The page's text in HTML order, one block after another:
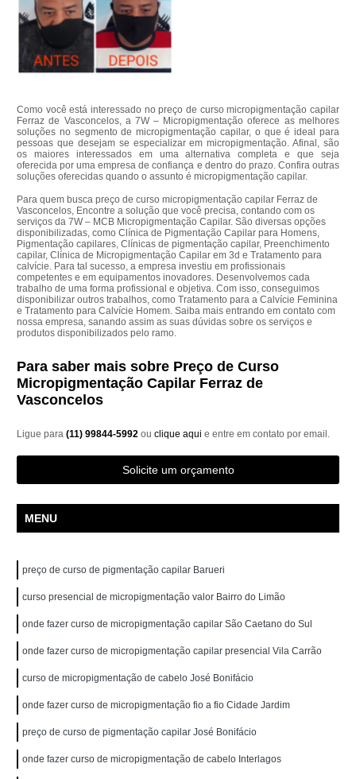
Como você está interessado no preço de curso micropigmentação capilar
Ferraz de Vasconcelos, a 7W – Micropigmentação oferece as melhores
soluções no segmento de micropigmentação capilar, o que é ideal para
pessoas que desejam se especializar em micropigmentação. Afinal, são
os maiores interessados em uma alternativa completa e que seja
oferecida por uma empresa de confiança e dentro do prazo. Confira outras
soluções oferecidas quando o assunto é micropigmentação capilar.
Para quem busca preço de curso micropigmentação capilar Ferraz de
Vasconcelos, Encontre a solução que você precisa, contando com os
serviços da 7W – MCB Micropigmentação Capilar. São diversas opções
disponibilizadas, como Clínica de Pigmentação Capilar para Homens,
Pigmentação capilares, Clínicas de pigmentação capilar, Preenchimento
capilar, Clínica de Micropigmentação Capilar em 3d e Tratamento para
calvície. Para tal sucesso, a empresa investiu em profissionais
competentes e em equipamentos inovadores. Desenvolvemos cada
trabalho de uma forma profissional e objetiva. Com isso, conseguimos
disponibilizar outros trabalhos, como Tratamento para a Calvície Feminina
e Tratamento para Calvície Homem. Saiba mais entrando em contato com
nossa empresa, sanando assim as suas dúvidas sobre os serviços e
produtos disponibilizados pelo ramo.
Para saber mais sobre Preço de Curso
Micropigmentação Capilar Ferraz de
Vasconcelos
Ligue para(11) 99844-5992ouclique aqui e entre em contato por email.
Solicite um orçamento
MENU
preço de curso de pigmentação capilar Barueri
curso presencial de micropigmentação valor Bairro do Limão
onde fazer curso de micropigmentação capilar São Caetano do Sul
onde fazer curso de micropigmentação capilar presencial Vila Carrão
curso de micropigmentação de cabelo José Bonifácio
onde fazer curso de micropigmentação fio a fio Cidade Jardim
preço de curso de pigmentação capilar José Bonifácio
onde fazer curso de micropigmentação de cabelo Interlagos